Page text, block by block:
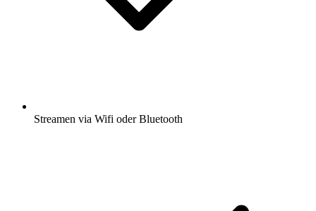
Streamen via Wifi oder Bluetooth